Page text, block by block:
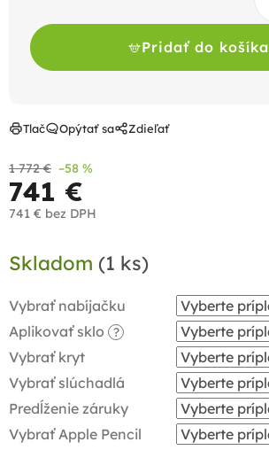
1 772 € –58 %
741 €
741 € bez DPH
cena:
Skladom (1 ks)
Vybrať nabíjačku
Aplikovať sklo
?
Vybrať kryt
Vybrať slúchadlá
Predĺženie záruky
Vybrať Apple Pencil
Pridať do košíka
Tlač Opýtať sa Zdieľať